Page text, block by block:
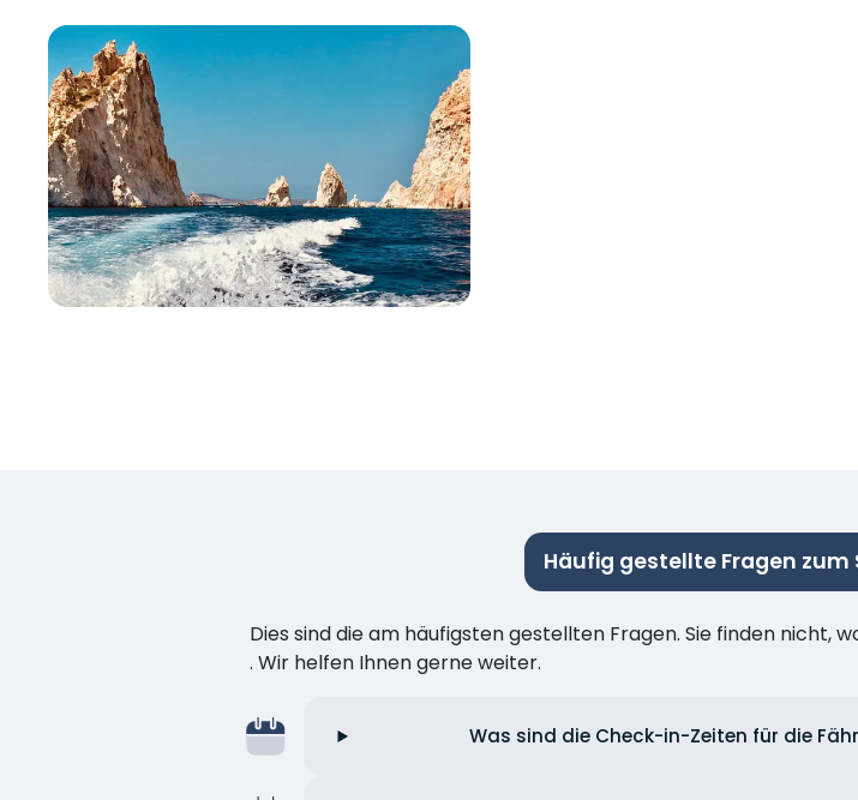
Häufig gestellte Fragen
Dies sind die am häufigsten gestellten Fragen. Sie finden nicht,
. Wir helfen Ihnen gerne weiter.
Was sind die Check-in-Zeiten für die